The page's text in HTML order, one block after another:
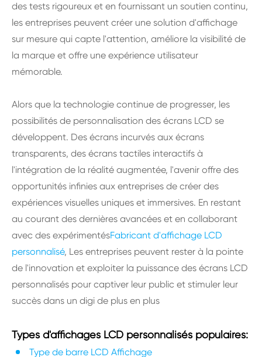
des tests rigoureux et en fournissant un soutien continu,
les entreprises peuvent créer une solution d'affichage
sur mesure qui capte l'attention, améliore la visibilité de
la marque et offre une expérience utilisateur
mémorable.
Alors que la technologie continue de progresser, les
possibilités de personnalisation des écrans LCD se
développent. Des écrans incurvés aux écrans
transparents, des écrans tactiles interactifs à
l'intégration de la réalité augmentée, l'avenir offre des
opportunités infinies aux entreprises de créer des
expériences visuelles uniques et immersives. En restant
au courant des dernières avancées et en collaborant
avec des expérimentésFabricant d'affichage LCD
personnalisé, Les entreprises peuvent rester à la pointe
de l'innovation et exploiter la puissance des écrans LCD
personnalisés pour captiver leur public et stimuler leur
succès dans un digi de plus en plus
Types d'affichages LCD personnalisés populaires:
Type de barre LCD Affichage